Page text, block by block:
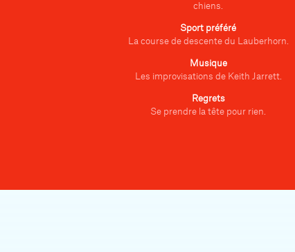
chiens.
Sport préféré
La course de descente du Lauberhorn.
Musique
Les improvisations de Keith Jarrett.
Regrets
Se prendre la tête pour rien.